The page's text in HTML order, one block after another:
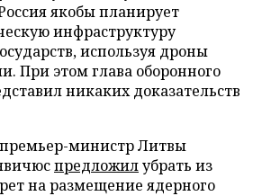
якобы планирует
инфраструктуру
используя дроны
При этом глава оборонного
никаких доказательств
министр Литвы
предложилубрать из
на размещение ядерного